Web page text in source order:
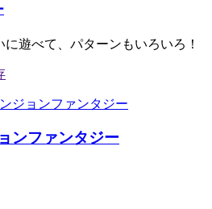
遊べて、パターンもいろいろ！
ンファンタジー